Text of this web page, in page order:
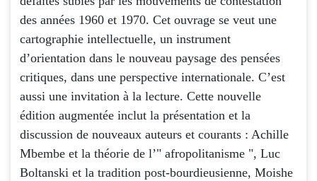
des années 1960 et 1970. Cet ouvrage se veut une
cartographie intellectuelle, un instrument
d’orientation dans le nouveau paysage des pensées
critiques, dans une perspective internationale. C’est
aussi une invitation à la lecture. Cette nouvelle
édition augmentée inclut la présentation et la
discussion de nouveaux auteurs et courants : Achille
Mbembe et la théorie de l’" afropolitanisme ", Luc
Boltanski et la tradition post-bourdieusienne, Moishe